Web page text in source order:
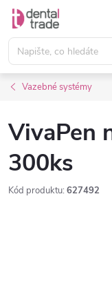
Přejít
obsah
Vazebné systémy
VivaPen
300ks
Kód produktu: 627492